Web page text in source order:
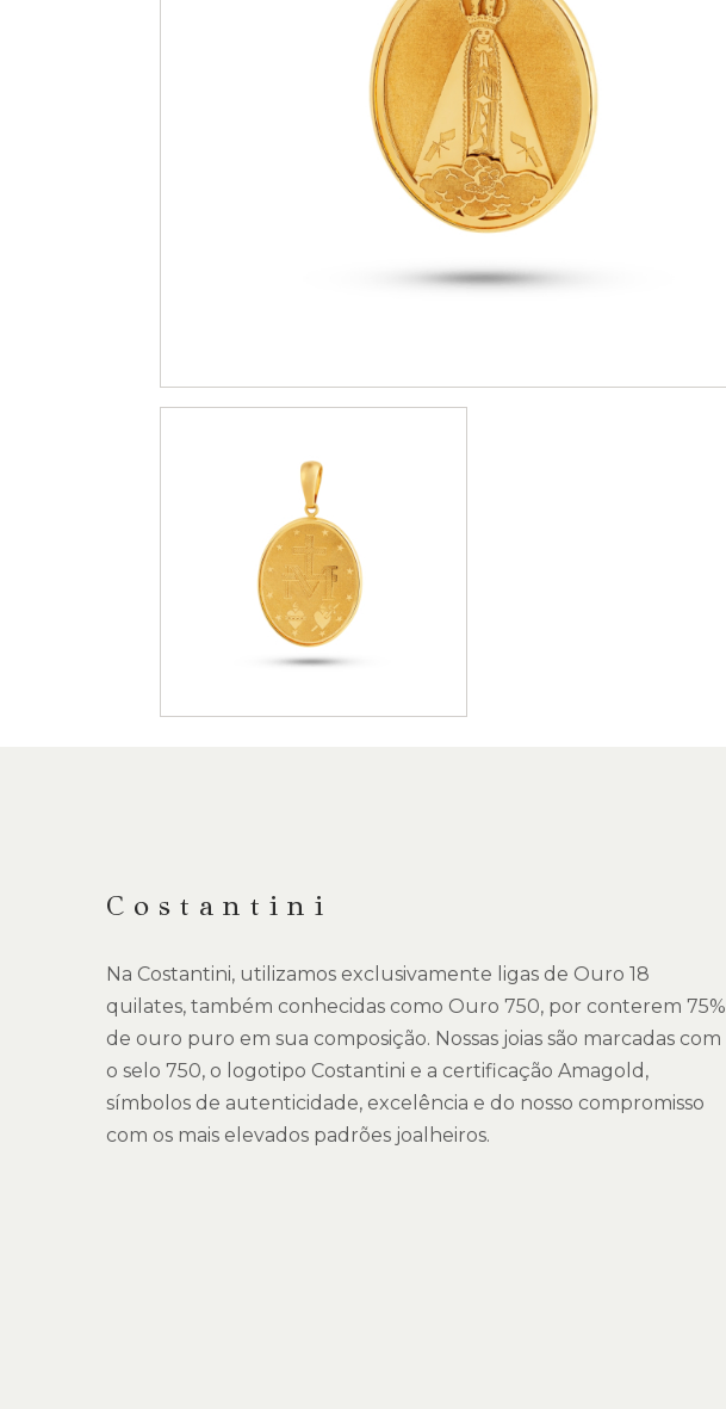
imagens
Costantini
Na Costantini, utilizamos exclusivamente ligas de Ouro 18
quilates, também conhecidas como Ouro 750, por conterem 75%
de ouro puro em sua composição. Nossas joias são marcadas com
o selo 750, o logotipo Costantini e a certificação Amagold,
símbolos de autenticidade, excelência e do nosso compromisso
com os mais elevados padrões joalheiros.